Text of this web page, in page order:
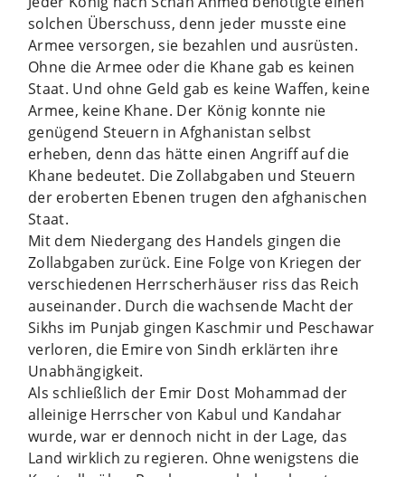
solchen Überschuss, denn jeder musste eine
Armee versorgen, sie bezahlen und ausrüsten.
Ohne die Armee oder die Khane gab es keinen
Staat. Und ohne Geld gab es keine Waffen, keine
Armee, keine Khane. Der König konnte nie
genügend Steuern in Afghanistan selbst
erheben, denn das hätte einen Angriff auf die
Khane bedeutet. Die Zollabgaben und Steuern
der eroberten Ebenen trugen den afghanischen
Staat.
Mit dem Niedergang des Handels gingen die
Zollabgaben zurück. Eine Folge von Kriegen der
verschiedenen Herrscherhäuser riss das Reich
aus­einander. Durch die wachsende Macht der
Sikhs im Punjab gingen Kaschmir und Peschawar
verloren, die Emire von Sindh erklärten ihre
Unabhängigkeit.
Als schließlich der Emir Dost Moham­mad der
alleinige Herrscher von Kabul und Kandahar
wurde, war er dennoch nicht in der Lage, das
Land wirklich zu regieren. Ohne wenigstens die